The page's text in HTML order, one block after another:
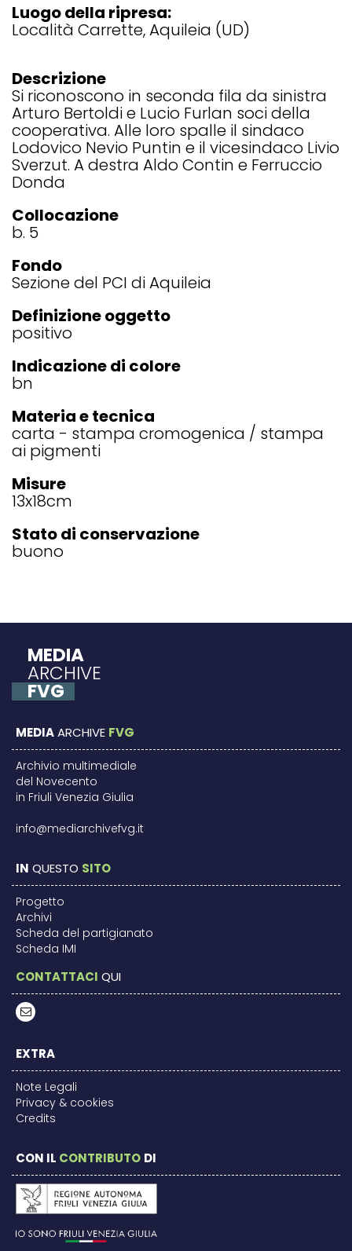
Luogo della ripresa:
Località Carrette, Aquileia (UD)
Descrizione
Si riconoscono in seconda fila da sinistra
Arturo Bertoldi e Lucio Furlan soci della
cooperativa. Alle loro spalle il sindaco
Lodovico Nevio Puntin e il vicesindaco Livio
Sverzut. A destra Aldo Contin e Ferruccio
Donda
Collocazione
b. 5
Fondo
Sezione del PCI di Aquileia
Definizione oggetto
positivo
Indicazione di colore
bn
Materia e tecnica
carta - stampa cromogenica / stampa
ai pigmenti
Misure
13x18cm
Stato di conservazione
buono
MEDIA
ARCHIVE
FVG
MEDIAARCHIVE FVG
Archivio multimediale
del Novecento
in Friuli Venezia Giulia
info@mediarchivefvg.it
IN QUESTO SITO
Progetto
Archivi
Scheda del partigianato
Scheda IMI
CONTATTACI QUI
EXTRA
Note Legali
Privacy & cookies
Credits
CON IL CONTRIBUTO DI